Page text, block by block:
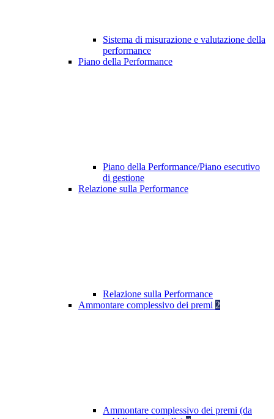
Sistema di misurazione e valutazione della
performance
Piano della Performance
Piano della Performance/Piano esecutivo
di gestione
Relazione sulla Performance
Relazione sulla Performance
Ammontare complessivo dei premi 2
Ammontare complessivo dei premi (da